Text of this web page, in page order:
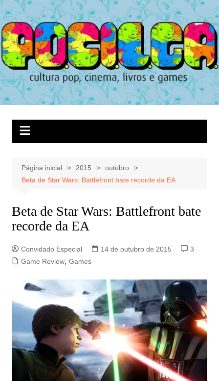
Ir
para
o
conteúdo
Página inicial 2015
outubro
Beta de Star Wars: Battlefront bate recorde da EA
Beta de Star Wars: Battlefront bate
recorde da EA
Convidado Especial 14 de outubro de 2015
3
Game Review, Games